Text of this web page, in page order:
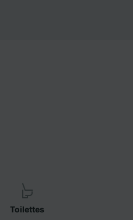
Toilettes